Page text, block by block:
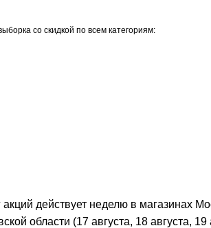
со скидкой по всем категориям:
действует неделю в магазинах
области (17 августа, 18 августа, 19